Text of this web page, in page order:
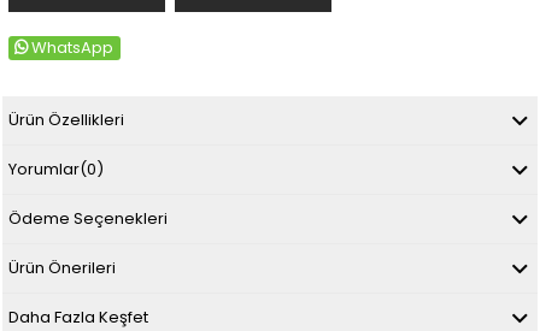
WhatsApp
Ürün Özellikleri
Yorumlar(0)
Ödeme Seçenekleri
Ürün Önerileri
Daha Fazla Keşfet